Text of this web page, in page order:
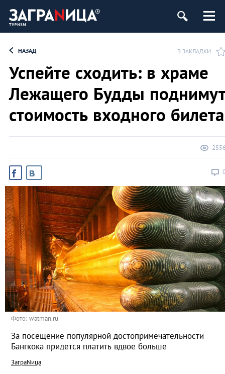
НАЗАД В ЗАКЛАДКИ
Успейте сходить: в храме
Лежащего Будды
стоимость входного билета
Фото: watman.ru
За посещение популярной достопримечательности
Бангкока придется платить вдвое больше
ЗаграNица